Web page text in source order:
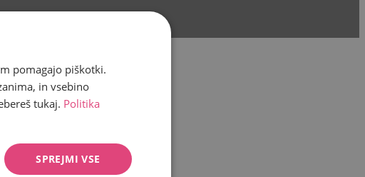
pomagajo piškotki.
in vsebino
tukaj. Politika
SPREJMI VSE